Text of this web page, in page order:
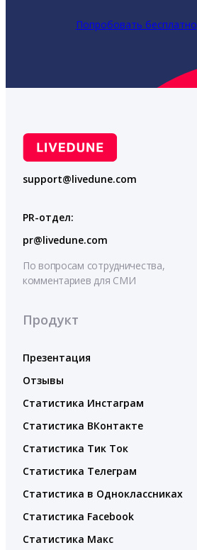
Попробовать бесплатно
support@livedune.com
PR-отдел:
pr@livedune.com
По вопросам сотрудничества,
комментариев для СМИ
Продукт
Презентация
Отзывы
Статистика Инстаграм
Статистика ВКонтакте
Статистика Тик Ток
Статистика Телеграм
Статистика в Одноклассниках
Статистика Facebook
Статистика Макс